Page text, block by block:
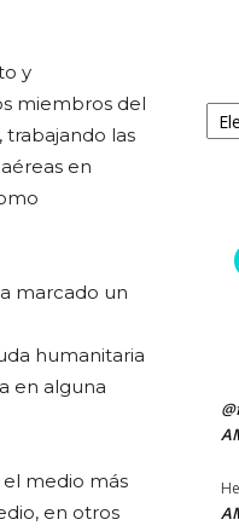
y
miembros del
trabajando las
en
marcado un
humanitaria
en alguna
medio más
en otros